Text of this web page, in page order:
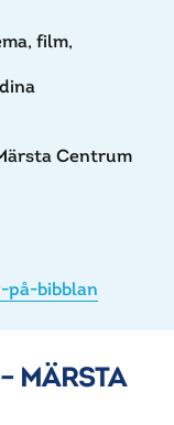
film,
Centrum
bibblan
MÄRSTA